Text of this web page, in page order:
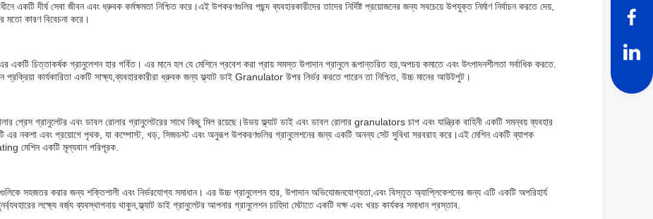
দীর্ঘ সেবা জীবন এবং ধ্রুবক কর্মক্ষমতা নিশ্চিত করে।এই উপকরণগুলির পছন্দ ব্যবহারকারীদের তাদের নির্দিষ্ট প্রয়োজনের জন্য সবচেয়ে উপযুক্ত নির্মাণ নির্বাচন করতে দেয়,
মতো কারণ বিবেচনা করে।
চিত্তাকর্ষক গ্রানুলেশন হার গর্বিত। এর মানে হল যে মেশিনে প্রবেশ করা প্রায় সমস্ত উপাদান গ্রানুলে রূপান্তরিত হয়,অপচয় কমাতে এবং উৎপাদনশীলতা সর্বাধিক করতে.
প্রক্রিয়া কার্যকারিতা একটি সাক্ষ্য,ব্যবহারকারীরা ধ্রুবক জন্য ফ্ল্যাট ডাই Granulator উপর নির্ভর করতে পারেন তা নিশ্চিত, উচ্চ মানের আউটপুট।
প্রেস গ্রানুলেটর এবং ডাবল রোলার গ্রানুলেটরের সাথে কিছু মিল রয়েছে।উভয় ফ্ল্যাট ডাই এবং ডাবল রোলার granulators চাপ এবং যান্ত্রিক বাহিনী একটি সমন্বয় ব্যবহার
এর নকশা এবং প্রয়োগে পৃথক, যা কম্পোস্ট, খড়, সিজডস্ট এবং অনুরূপ উপকরণগুলির গ্রানুলেশনের জন্য একটি অনন্য সেট সুবিধা সরবরাহ করে।এই মেশিন একটি ব্যাপক
মেশিন একটি মূল্যবান পরিপূরক.
সহজতর করার জন্য শক্তিশালী এবং নির্ভরযোগ্য সমাধান। এর উচ্চ গ্রানুলেশন হার, উপাদান অভিযোজনযোগ্যতা,এবং বিস্তৃত অ্যাপ্লিকেশনের জন্য এটি একটি অপরিহার্য
লক্ষ্যে বর্জ্য ব্যবস্থাপনায় থাকুন,ফ্ল্যাট ডাই গ্রানুলেটর আপনার গ্রানুলেশন চাহিদা মেটাতে একটি দক্ষ এবং খরচ কার্যকর সমাধান প্রস্তাব.